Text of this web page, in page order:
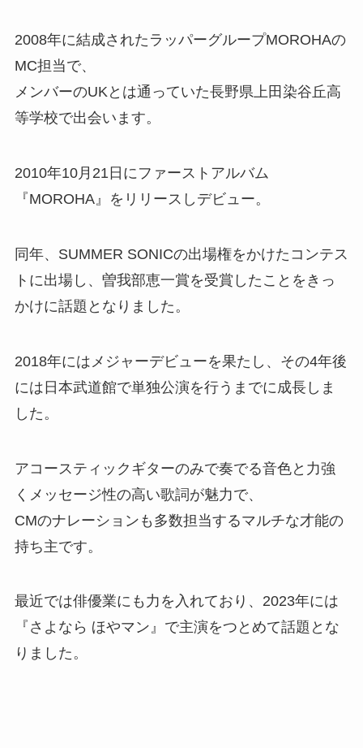
2008年に結成されたラッパーグループMOROHAの
MC担当で、
メンバーのUKとは通っていた長野県上田染谷丘高
等学校で出会います。
2010年10月21日にファーストアルバム
『MOROHA』をリリースしデビュー。
同年、SUMMER SONICの出場権をかけたコンテス
トに出場し、曽我部恵一賞を受賞したことをきっ
かけに話題となりました。
2018年にはメジャーデビューを果たし、その4年後
には日本武道館で単独公演を行うまでに成長しま
した。
アコースティックギターのみで奏でる音色と力強
くメッセージ性の高い歌詞が魅力で、
CMのナレーションも多数担当するマルチな才能の
持ち主です。
最近では俳優業にも力を入れており、2023年には
『さよなら ほやマン』で主演をつとめて話題とな
りました。